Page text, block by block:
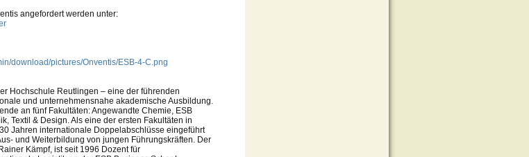
angefordert werden unter:
download/pictures/Onventis/ESB-4-C.png
Hochschule Reutlingen – eine der führenden
und unternehmensnahe akademische Ausbildung.
an fünf Fakultäten: Angewandte Chemie, ESB
Textil & Design. Als eine der ersten Fakultäten in
Jahren internationale Doppelabschlüsse eingeführt
und Weiterbildung von jungen Führungskräften. Der
Kämpf, ist seit 1996 Dozent für